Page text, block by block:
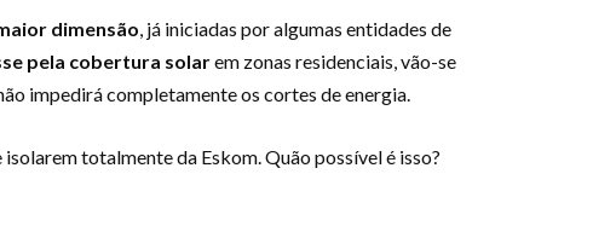
dimensão, já iniciadas por algumas entidades de
pela cobertura solarem zonas residenciais, vão-se
impedirá completamente os cortes de energia.
totalmente da Eskom. Quão possível é isso?